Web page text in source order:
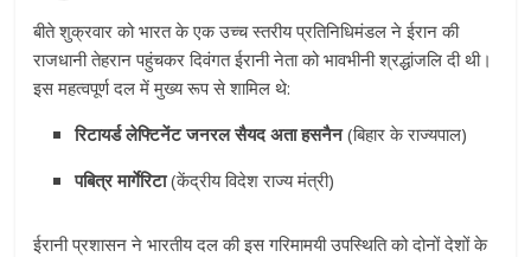
बीते शुक्रवार को भारत के एक उच्च स्तरीय प्रतिनिधिमंडल ने ईरान की
राजधानी तेहरान पहुंचकर दिवंगत ईरानी नेता को भावभीनी श्रद्धांजलि दी थी।
इस महत्वपूर्ण दल में मुख्य रूप से शामिल थे:
रिटायर्ड लेफ्टिनेंट जनरल सैयद अता हसनैन(बिहार के राज्यपाल)
पबित्र मार्गेरिटा(केंद्रीय विदेश राज्य मंत्री)
ईरानी प्रशासन ने भारतीय दल की इस गरिमामयी उपस्थिति को दोनों देशों के